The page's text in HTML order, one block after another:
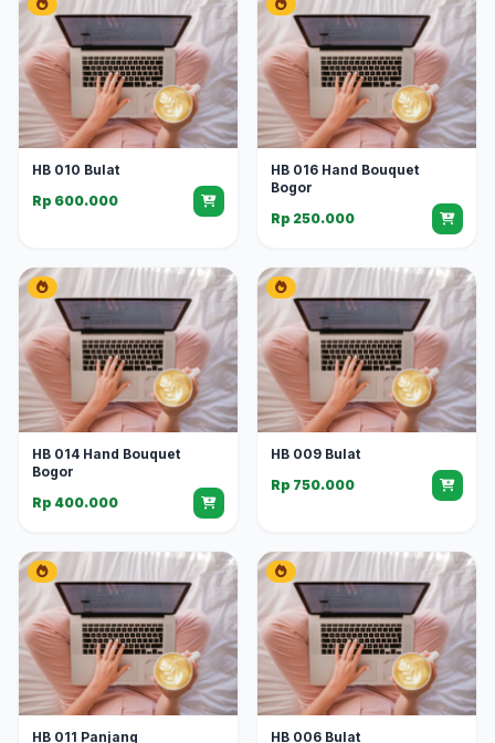
HB 010 Bulat
Rp 600.000
HB 016 Hand Bouquet
Bogor
Rp 250.000
HB 014 Hand Bouquet
Bogor
Rp 400.000
HB 009 Bulat
Rp 750.000
HB 011 Panjang HB 006 Bulat